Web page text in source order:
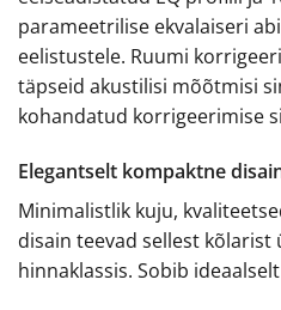
parameetrilise ekvalaiseri
eelistustele. Ruumi
täpseid akustilisi mõõtmisi
kohandatud korrigeerimise
Elegantselt kompaktne
Minimalistlik kuju,
disain teevad sellest kõlarist
hinnaklassis. Sobib